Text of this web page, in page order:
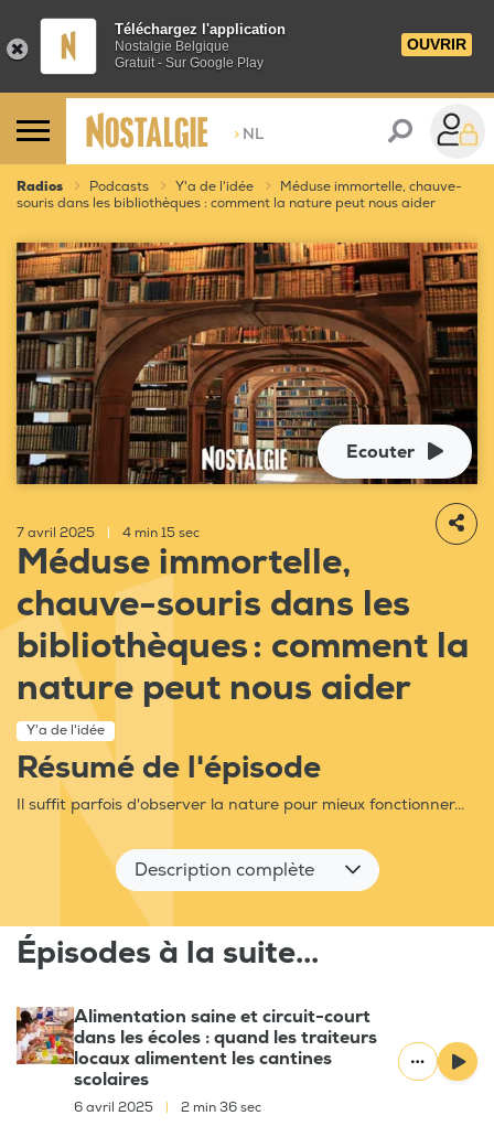
Téléchargez l'application
Nostalgie Belgique
Gratuit - Sur Google Play
OUVRIR
> NL
Radios Podcasts Y'a de l'idée
Méduse immortelle, chauve-
souris dans les bibliothèques : comment la nature peut nous aider
Ecouter
7 avril 2025 4 min 15 sec
Méduse immortelle,
chauve-souris dans les
bibliothèques : comment la
nature peut nous aider
Y'a de l'idée
Résumé de l'épisode
Il suffit parfois d'observer la nature pour mieux fonctionner...
Description complète
Épisodes à la suite...
Alimentation saine et circuit-court
dans les écoles : quand les traiteurs
locaux alimentent les cantines
scolaires
6 avril 2025 2 min 36 sec